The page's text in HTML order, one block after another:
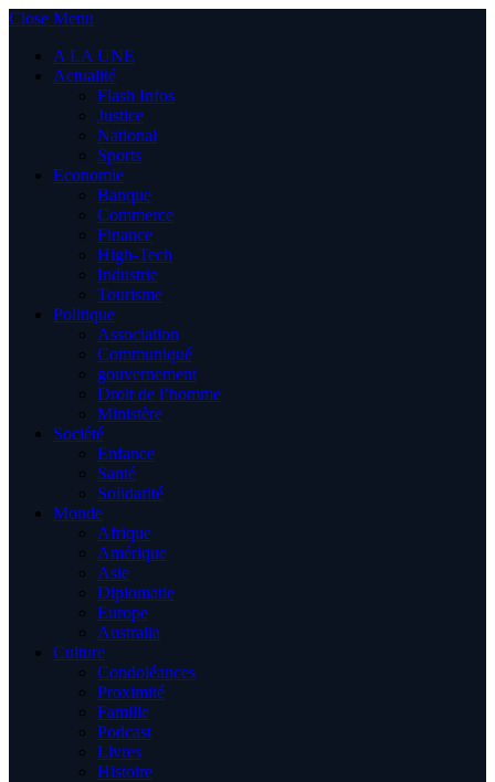
Close Menu
A LA UNE
Actualité
Flash Infos
Justice
National
Sports
Economie
Banque
Commerce
Finance
High-Tech
Industrie
Tourisme
Politique
Association
Communiqué
gouvernement
Droit de l’homme
Ministère
Société
Enfance
Santé
Solidarité
Monde
Afrique
Amérique
Asie
Diplomatie
Europe
Australia
Culture
Condoléances
Proximité
Famille
Podcast
Livres
Histoire